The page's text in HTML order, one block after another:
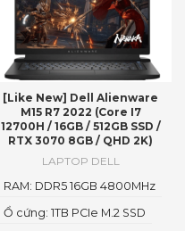
[Like New] Dell Alienware
M15 R7 2022 (Core I7
12700H / 16GB / 512GB SSD /
RTX 3070 8GB / QHD 2K)
LAPTOP DELL
Ổ cứng: 1TB PCIe M.2 SSD
RAM: DDR5 16GB 4800MHz